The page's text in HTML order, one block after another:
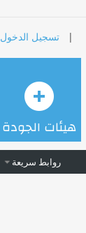
| تسجيل الدخول
روابط سريعة
هيئات الجودة